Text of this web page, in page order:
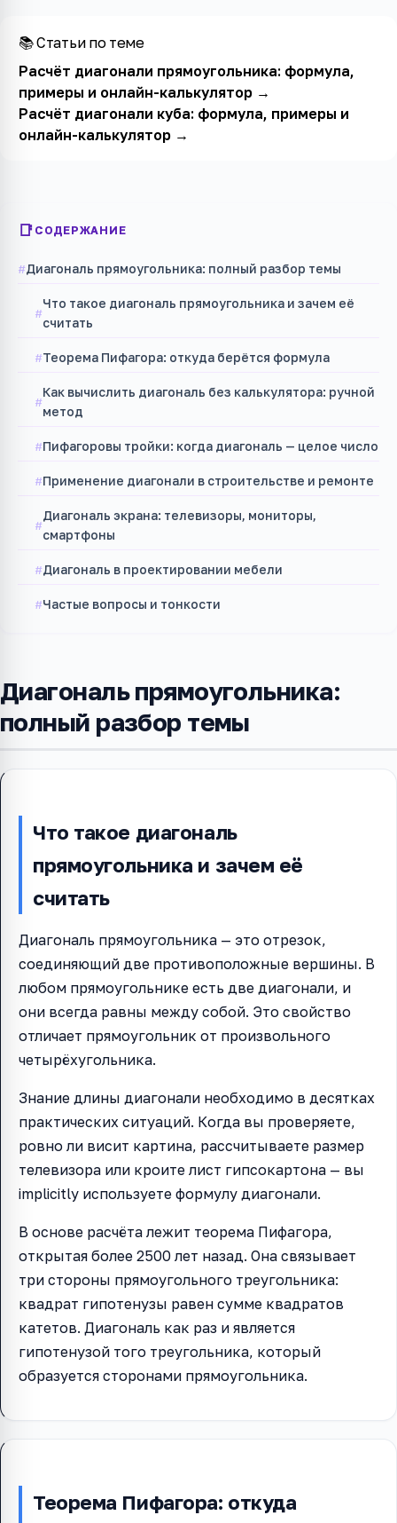
📚 Статьи по теме
Расчёт диагонали прямоугольника: формула,
примеры и онлайн-калькулятор→
Расчёт диагонали куба: формула, примеры и
онлайн-калькулятор→
СОДЕРЖАНИЕ
Диагональ прямоугольника: полный разбор темы
Что такое диагональ прямоугольника и зачем её
считать
Теорема Пифагора: откуда берётся формула
Как вычислить диагональ без калькулятора: ручной
метод
Пифагоровы тройки: когда диагональ — целое число
Применение диагонали в строительстве и ремонте
Диагональ экрана: телевизоры, мониторы,
смартфоны
Диагональ в проектировании мебели
Частые вопросы и тонкости
Диагональ прямоугольника:
полный разбор темы
Что такое диагональ
прямоугольника и зачем её
считать
Диагональ прямоугольника — это отрезок,
соединяющий две противоположные вершины. В
любом прямоугольнике есть две диагонали, и
они всегда равны между собой. Это свойство
отличает прямоугольник от произвольного
четырёхугольника.
Знание длины диагонали необходимо в десятках
практических ситуаций. Когда вы проверяете,
ровно ли висит картина, рассчитываете размер
телевизора или кроите лист гипсокартона — вы
implicitly используете формулу диагонали.
В основе расчёта лежит теорема Пифагора,
открытая более 2500 лет назад. Она связывает
три стороны прямоугольного треугольника:
квадрат гипотенузы равен сумме квадратов
катетов. Диагональ как раз и является
гипотенузой того треугольника, который
образуется сторонами прямоугольника.
Теорема Пифагора: откуда